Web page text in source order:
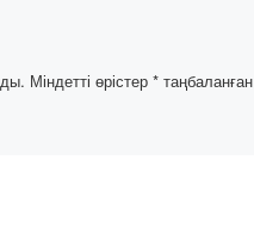
осы
[…]
Міндетті өрістер * таңбаланған